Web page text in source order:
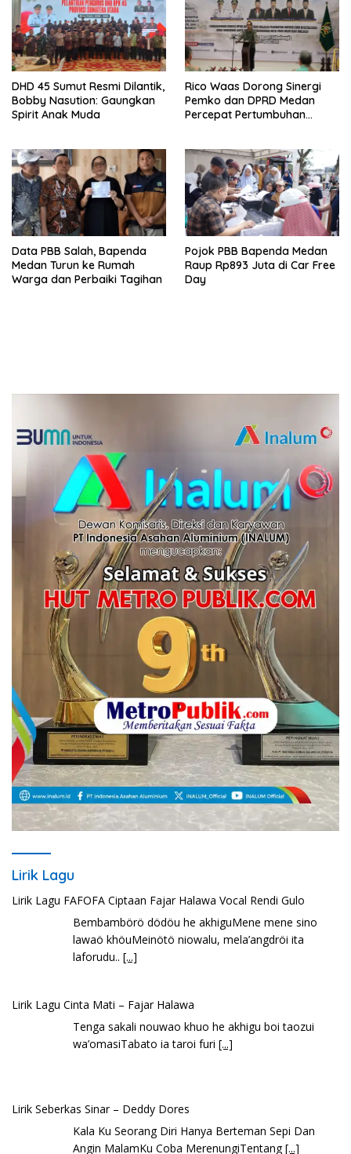
DHD 45 Sumut Resmi Dilantik,
Bobby Nasution: Gaungkan
Spirit Anak Muda
Rico Waas Dorong Sinergi
Pemko dan DPRD Medan
Percepat Pertumbuhan
Data PBB Salah, Bapenda
Medan Turun ke Rumah
Warga dan Perbaiki Tagihan
Pojok PBB Bapenda Medan
Raup Rp893 Juta di Car Free
Day
Lirik Lagu
Lirik Lagu FAFOFA Ciptaan Fajar Halawa Vocal Rendi Gulo
Bembambörö dödöu he akhiguMene mene sino
lawaö khöuMeinötö niowalu, mela’angdröi ita
laforudu.. [...]
Lirik Lagu Cinta Mati – Fajar Halawa
Tenga sakali nouwao khuo he akhigu boi taozui
wa’omasiTabato ia taroi furi [...]
Lirik Seberkas Sinar – Deddy Dores
Kala Ku Seorang Diri Hanya Berteman Sepi Dan
Angin MalamKu Coba MerenungiTentang[...]